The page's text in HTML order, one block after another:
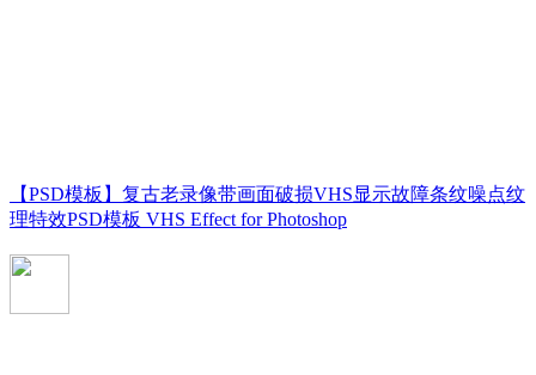
【PSD模板】复古老录像带画面破损VHS显示故障条纹噪点纹
理特效PSD模板 VHS Effect for Photoshop